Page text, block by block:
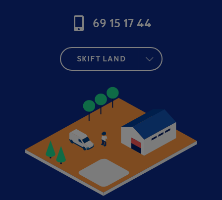
69 15 17 44
SKIFT LAND